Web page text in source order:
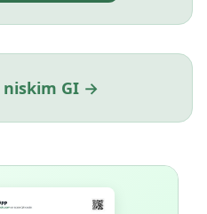
niskim GI →